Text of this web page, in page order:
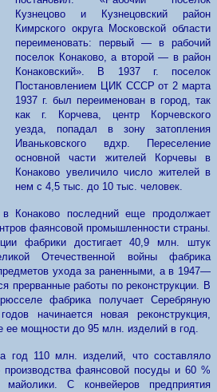
Кузнецово и Кузнецовский район
Кимрского округа Московской области
переименовать: первый — в рабочий
поселок Конаково, а второй — в район
Конаковский». В 1937 г. поселок
Постановлением ЦИК СССР от 2 марта
1937 г. был переименован в город, так
как г. Корчева, центр Корчевского
уезда, попадал в зону затопления
Иваньковского вдхр. Переселение
основной части жителей Корчевы в
Конаково увеличило число жителей в
нем с 4,5 тыс. до 10 тыс. человек.
Конаково последний еще продолжает
фаянсовой промышленности страны.
фабрики достигает 40,9 млн. штук
Отечественной войны фабрика
ухода за раненными, а в 1947—
прерванные работы по реконструкции. В
фабрика получает Серебряную
начинается новая реконструкция,
ее мощности до 95 млн. изделий в год.
год 110 млн. изделий, что составляло
фаянсовой посуды и 60 %
С конвейеров предприятия